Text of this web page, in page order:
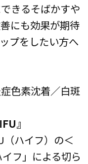
きるそばかすや
にも効果が期待
プをしたい方へ
色素沈着／白斑
』
ハイフ）の＜
フ」による切ら